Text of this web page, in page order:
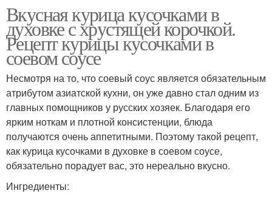
Вкусная курица кусочками в
духовке с хрустящей корочкой.
Рецепт курицы кусочками в
соевом соусе
Несмотря на то, что соевый соус является обязательным
атрибутом азиатской кухни, он уже давно стал одним из
главных помощников у русских хозяек. Благодаря его
ярким ноткам и плотной консистенции, блюда
получаются очень аппетитными. Поэтому такой рецепт,
как курица кусочками в духовке в соевом соусе,
обязательно порадует вас, это нереально вкусно.
Ингредиенты: